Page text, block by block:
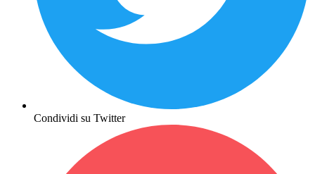
Condividi su Twitter